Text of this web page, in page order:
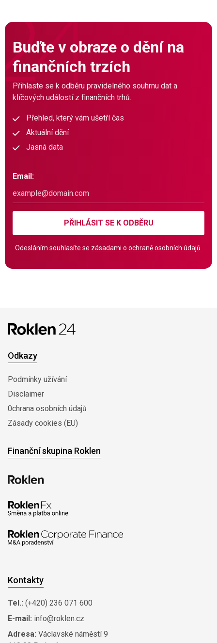
Buďte v obraze o dění na
finančních trzích
Přihlaste se k odběru pravidelného souhrnu dat a
klíčových událostí z finančních trhů.
Přehled, který vám ušetří čas
Aktuální dění
Jasná data
Email:
PŘIHLÁSIT SE K ODBĚRU
Odesláním souhlasíte se zásadami o ochraně osobních údajů.
Odkazy
Podmínky užívání
Disclaimer
0chrana osobních údajů
Zásady cookies (EU)
Finanční skupina Roklen
Kontakty
Tel.: (+420) 236 071 600
E-mail: info@roklen.cz
Adresa: Václavské náměstí 9